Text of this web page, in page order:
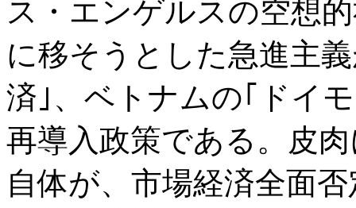
ス・エンゲルスの空想
に移そうとした急進主
済｣、ベトナムの｢ドイ
再導入政策である。皮
自体が、市場経済全面